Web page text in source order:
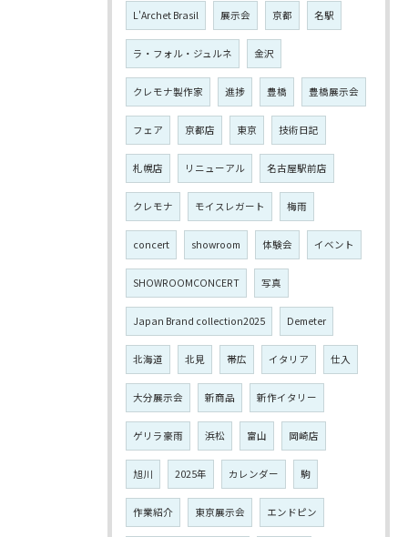
L'Archet Brasil 展示会 京都 名駅
ラ・フォル・ジュルネ 金沢
クレモナ製作家 進捗 豊橋 豊橋展示会
フェア 京都店 東京 技術日記
札幌店 リニューアル 名古屋駅前店
クレモナ モイスレガート 梅雨
concert showroom 体験会 イベント
SHOWROOMCONCERT 写真
Japan Brand collection2025 Demeter
北海道 北見 帯広 イタリア 仕入
大分展示会 新商品 新作イタリー
ゲリラ豪雨 浜松 富山 岡崎店
旭川 2025年 カレンダー 駒
作業紹介 東京展示会 エンドピン